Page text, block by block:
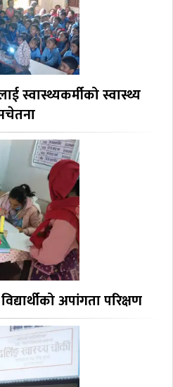
स्वास्थ्यकर्मीको स्वास्थ्य
अपांगता परिक्षण